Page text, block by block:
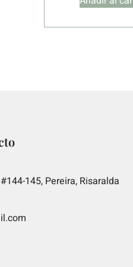
145, Pereira, Risaralda